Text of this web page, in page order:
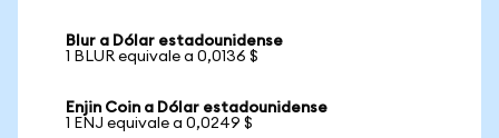
Blur a Dólar estadounidense
1 BLUR equivale a 0,0136 $
Enjin Coin a Dólar estadounidense
1 ENJ equivale a 0,0249 $